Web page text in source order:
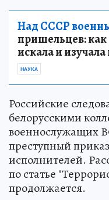
Над СССР
пришельцев: как
искала и
НАУКА
Российские
белорусскими
военнослужащих
преступный
исполнителей.
по статье
продолжается.